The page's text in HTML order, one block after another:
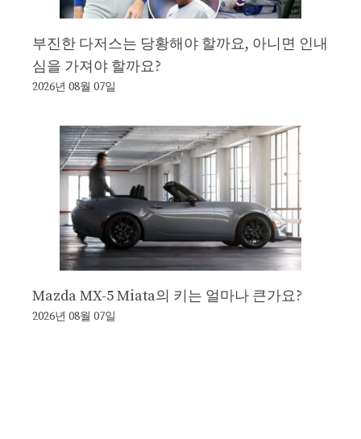
부진한 다저스는 당황해야 할까요, 아니면 인내
심을 가져야 할까요?
2026년 08월 07일
Mazda MX-5 Miata의 키는 얼마나 큰가요?
2026년 08월 07일